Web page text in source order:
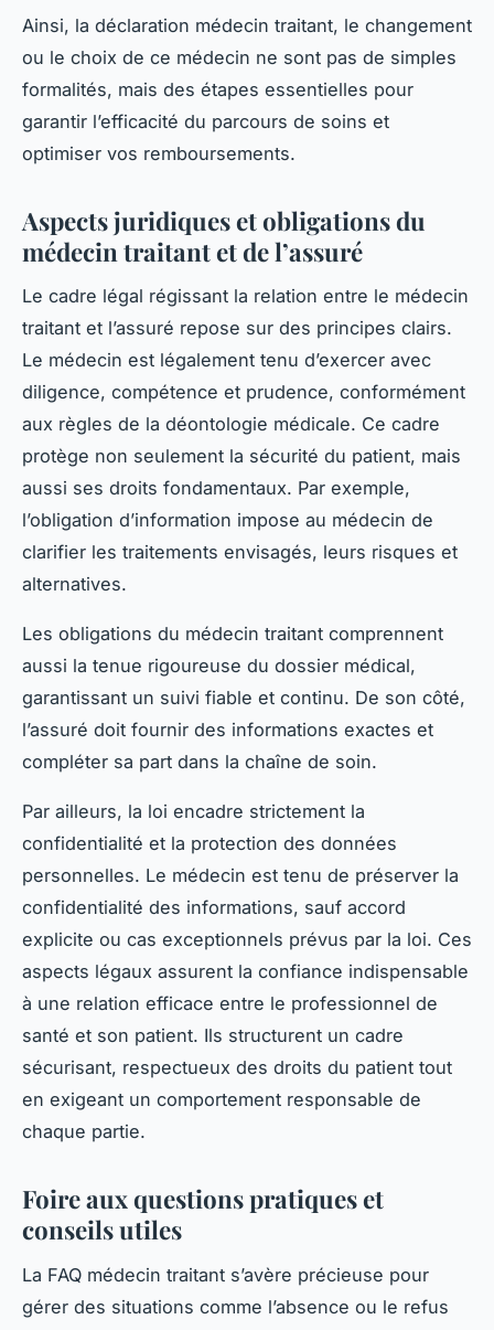
Ainsi, la déclaration médecin traitant, le changement
ou le choix de ce médecin ne sont pas de simples
formalités, mais des étapes essentielles pour
garantir l’efficacité du parcours de soins et
optimiser vos remboursements.
Aspects juridiques et obligations du
médecin traitant et de l’assuré
Le cadre légal régissant la relation entre le médecin
traitant et l’assuré repose sur des principes clairs.
Le médecin est légalement tenu d’exercer avec
diligence, compétence et prudence, conformément
aux règles de la déontologie médicale. Ce cadre
protège non seulement la sécurité du patient, mais
aussi ses droits fondamentaux. Par exemple,
l’obligation d’information impose au médecin de
clarifier les traitements envisagés, leurs risques et
alternatives.
Les obligations du médecin traitant comprennent
aussi la tenue rigoureuse du dossier médical,
garantissant un suivi fiable et continu. De son côté,
l’assuré doit fournir des informations exactes et
compléter sa part dans la chaîne de soin.
Par ailleurs, la loi encadre strictement la
confidentialité et la protection des données
personnelles. Le médecin est tenu de préserver la
confidentialité des informations, sauf accord
explicite ou cas exceptionnels prévus par la loi. Ces
aspects légaux assurent la confiance indispensable
à une relation efficace entre le professionnel de
santé et son patient. Ils structurent un cadre
sécurisant, respectueux des droits du patient tout
en exigeant un comportement responsable de
chaque partie.
Foire aux questions pratiques et
conseils utiles
La FAQ médecin traitant s’avère précieuse pour
gérer des situations comme l’absence ou le refus